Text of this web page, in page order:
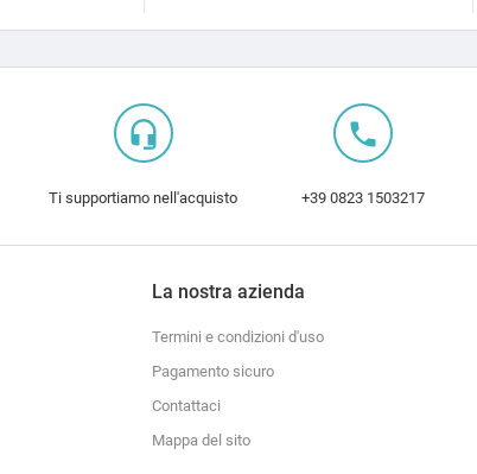
headset_mic
Ti supportiamo nell'acquisto
local_phone
+39 0823 1503217
La nostra azienda
Termini e condizioni d'uso
Pagamento sicuro
Contattaci
Mappa del sito